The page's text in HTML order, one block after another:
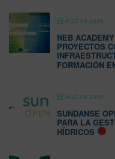
AGO 09 2026
NEB
PROYECTOS
FORMACIÓN
AGO 09 2026
SUNDANSE
PARA LA
HÍDRICOS